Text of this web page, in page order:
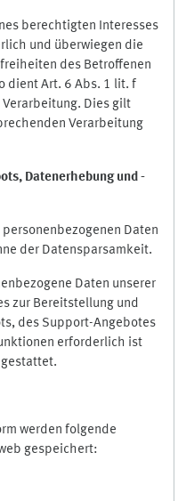
berechtigten Interesses
und überwiegen die
des Betroffenen
dient Art. 6 Abs. 1 lit. f
Verarbeitung. Dies gilt
Verarbeitung
Datenerhebung und -
Daten
der Datensparsamkeit.
Daten unserer
zur Bereitstellung und
des Support-Angebotes
erforderlich ist
gestattet.
werden folgende
gespeichert: